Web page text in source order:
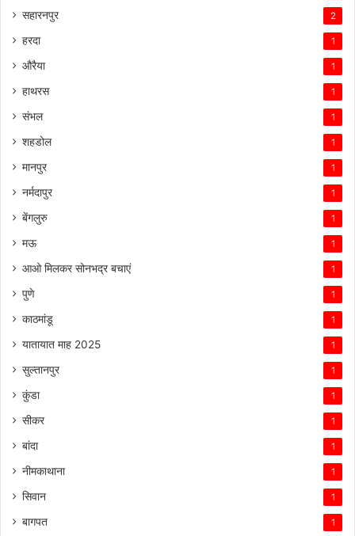
सहारनपुर 2
हरदा 1
औरैया 1
हाथरस 1
संभल 1
शहडोल 1
मानपुर 1
नर्मदापुर 1
बेंगलुरु 1
मऊ 1
आओ मिलकर सोनभद्र बचाएं 1
पुणे 1
काठमांडू 1
यातायात माह 2025 1
सुल्तानपुर 1
कुंडा 1
सीकर 1
बांदा 1
नीमकाथाना 1
सिवान 1
बागपत 1